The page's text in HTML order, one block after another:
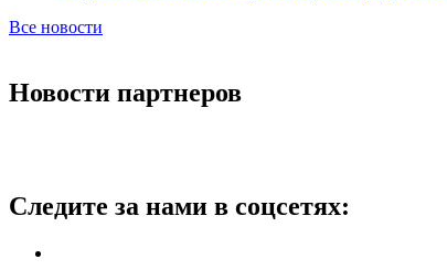
Все новости
Новости партнеров
Следите за нами в соцсетях: